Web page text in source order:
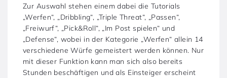
Zur Auswahl stehen einem dabei die Tutorials
„Werfen“, „Dribbling“, „Triple Threat“, „Passen“,
„Freiwurf“, „Pick&Roll“, „Im Post spielen“ und
„Defense“, wobei in der Kategorie „Werfen“ allein 14
verschiedene Würfe gemeistert werden können. Nur
mit dieser Funktion kann man sich also bereits
Stunden beschäftigen und als Einsteiger erscheint